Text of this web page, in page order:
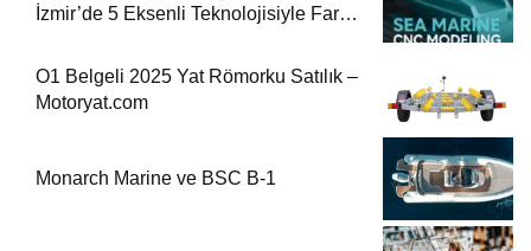
İzmir’de 5 Eksenli Teknolojisiyle Fark
O1 Belgeli 2025 Yat Römorku Satılık –
Motoryat.com
Monarch Marine ve BSC B-1